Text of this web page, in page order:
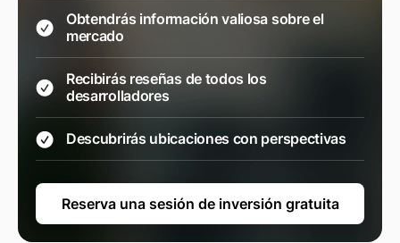
Obtendrás información valiosa sobre el
mercado
Recibirás reseñas de todos los
desarrolladores
Descubrirás ubicaciones con perspectivas
Reserva una sesión de inversión gratuita